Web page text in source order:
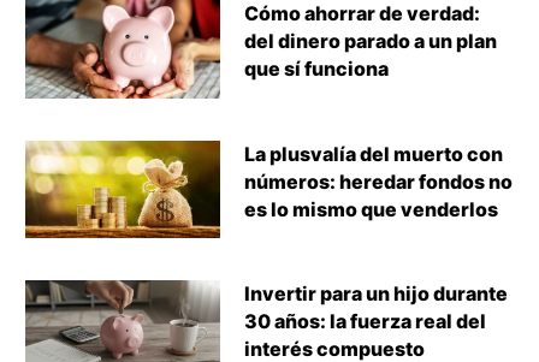
Cómo ahorrar de verdad:
del dinero parado a un plan
que sí funciona
La plusvalía del muerto con
números: heredar fondos no
es lo mismo que venderlos
Invertir para un hijo durante
30 años: la fuerza real del
interés compuesto